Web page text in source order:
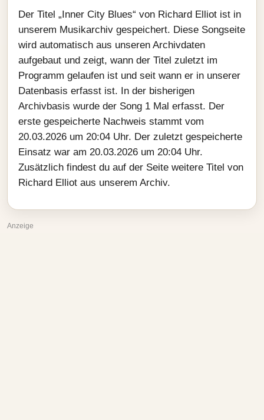
Der Titel „Inner City Blues“ von Richard Elliot ist in
unserem Musikarchiv gespeichert. Diese Songseite
wird automatisch aus unseren Archivdaten
aufgebaut und zeigt, wann der Titel zuletzt im
Programm gelaufen ist und seit wann er in unserer
Datenbasis erfasst ist. In der bisherigen
Archivbasis wurde der Song 1 Mal erfasst. Der
erste gespeicherte Nachweis stammt vom
20.03.2026 um 20:04 Uhr. Der zuletzt gespeicherte
Einsatz war am 20.03.2026 um 20:04 Uhr.
Zusätzlich findest du auf der Seite weitere Titel von
Richard Elliot aus unserem Archiv.
Anzeige